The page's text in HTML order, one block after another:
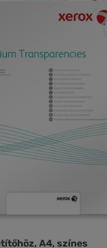
A4, színes